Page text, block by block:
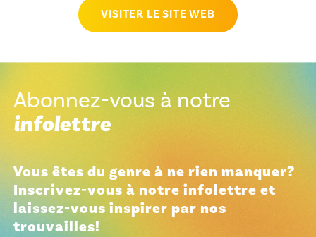
VISITER LE SITE WEB
Abonnez-vous à notre
infolettre
Vous êtes du genre à ne rien manquer?
Inscrivez-vous à notre infolettre et
laissez-vous inspirer par nos
trouvailles!